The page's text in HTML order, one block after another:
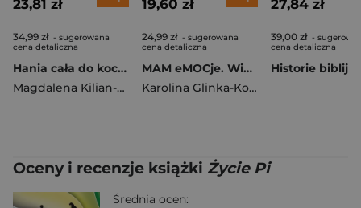
23,81 zł
34,99 zł - sugerowana
cena detaliczna
Hania cała do kochania! Tarcza odwagi
Magdalena Kilian-Antoine
19,60 zł
24,99 zł - sugerowana
cena detaliczna
MAM eMOCje. Wielkie sprawy małych ludzi. Opowiadania terapeutyczne. Część 2
Karolina Glinka-Komorowska
27,84 zł
39,00 zł -
cena detaliczna
Oceny i recenzje książki Życie Pi
Średnia ocen: